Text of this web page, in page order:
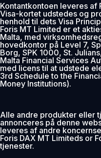
Kontantkontoen leveres af
Visa-kortet udstedes og
henhold til dets Visa
Foris MT Limited er et
Malta, med
hovedkontor på Level 7,
Borg, SPK 1000, St.
Malta Financial Services
med licens til at udstede
3rd Schedule to the
Money Institutions).
Alle andre produkter eller
annonceres på denne
leveres af andre
Foris DAX MT Limiteds or
tjenester.